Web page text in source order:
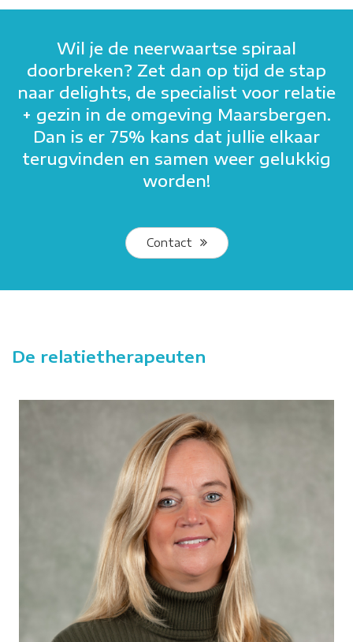
Wil je de neerwaartse spiraal
doorbreken? Zet dan op tijd de stap
naar delights, de specialist voor relatie
+ gezin in de omgeving Maarsbergen.
Dan is er 75% kans dat jullie elkaar
terugvinden en samen weer gelukkig
worden!
Contact
De relatietherapeuten